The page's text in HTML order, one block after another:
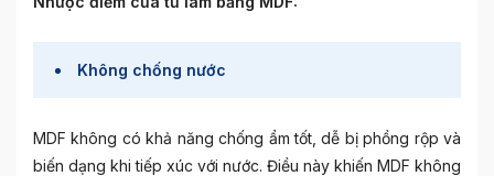
Không chống nước
MDF không có khả năng chống ẩm tốt, dễ bị phồng rộp và
biến dạng khi tiếp xúc với nước. Điều này khiến MDF không